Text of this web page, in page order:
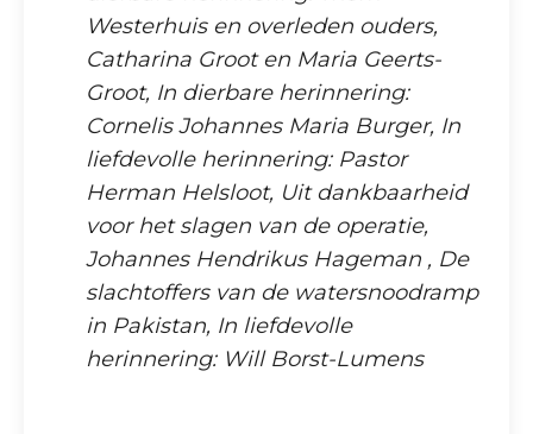
Westerhuis en overleden ouders,
Catharina Groot en Maria Geerts-
Groot, In dierbare herinnering:
Cornelis Johannes Maria Burger, In
liefdevolle herinnering: Pastor
Herman Helsloot, Uit dankbaarheid
voor het slagen van de operatie,
Johannes Hendrikus Hageman , De
slachtoffers van de watersnoodramp
in Pakistan, In liefdevolle
herinnering: Will Borst-Lumens